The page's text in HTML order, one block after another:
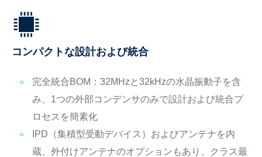
コンパクトな設計および統合
完全統合BOM：32MHzと32kHzの水晶振動子を含
み、1つの外部コンデンサのみで設計および統合プ
ロセスを簡素化
IPD（集積型受動デバイス）およびアンテナを内
蔵、外付けアンテナのオプションもあり、クラス最